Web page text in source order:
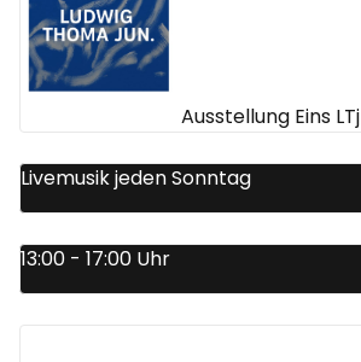
Ausstellung Eins LTj
Livemusik jeden Sonntag
13:00 - 17:00 Uhr